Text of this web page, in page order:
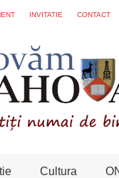
INVITATIE CONTACT
Cultura